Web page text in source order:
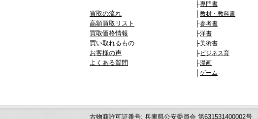
買取の流れ
高額買取リスト
買取価格情報
買い取れるもの
お客様の声
よくある質問
├専門書
├教材・教科書
├参考書
├洋書
├美術書
├ビジネス育
├漫画
├ゲーム
古物商許可証番号: 兵庫県公安委員会 第631531400002号